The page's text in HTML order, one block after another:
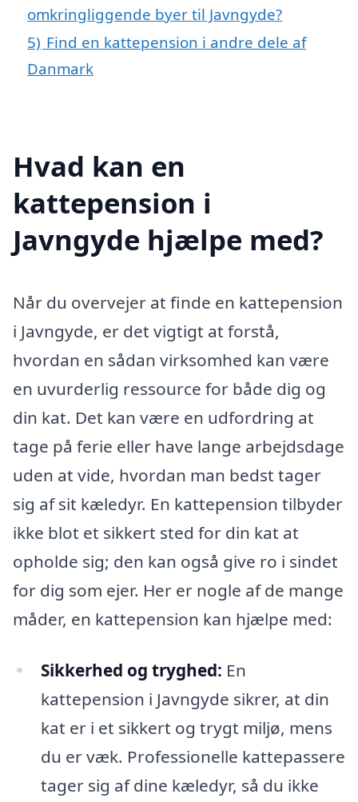
omkringliggende byer til Javngyde?
5) Find en kattepension i andre dele af
Danmark
Hvad kan en
kattepension i
Javngyde hjælpe med?
Når du overvejer at finde en kattepension
i Javngyde, er det vigtigt at forstå,
hvordan en sådan virksomhed kan være
en uvurderlig ressource for både dig og
din kat. Det kan være en udfordring at
tage på ferie eller have lange arbejdsdage
uden at vide, hvordan man bedst tager
sig af sit kæledyr. En kattepension tilbyder
ikke blot et sikkert sted for din kat at
opholde sig; den kan også give ro i sindet
for dig som ejer. Her er nogle af de mange
måder, en kattepension kan hjælpe med:
Sikkerhed og tryghed: En
kattepension i Javngyde sikrer, at din
kat er i et sikkert og trygt miljø, mens
du er væk. Professionelle kattepassere
tager sig af dine kæledyr, så du ikke